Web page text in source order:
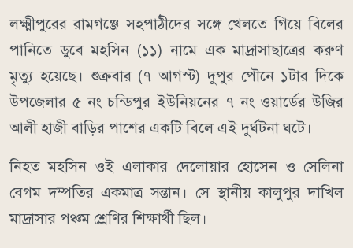
লক্ষ্মীপুরের রামগঞ্জে সহপাঠীদের সঙ্গে খেলতে গিয়ে বিলের
পানিতে ডুবে মহসিন (১১) নামে এক মাদ্রাসাছাত্রের করুণ
মৃত্যু হয়েছে। শুক্রবার (৭ আগস্ট) দুপুর পৌনে ১টার দিকে
উপজেলার ৫ নং চন্ডিপুর ইউনিয়নের ৭ নং ওয়ার্ডের উজির
আলী হাজী বাড়ির পাশের একটি বিলে এই দুর্ঘটনা ঘটে।
নিহত মহসিন ওই এলাকার দেলোয়ার হোসেন ও সেলিনা
বেগম দম্পতির একমাত্র সন্তান। সে স্থানীয় কালুপুর দাখিল
মাদ্রাসার পঞ্চম শ্রেণির শিক্ষার্থী ছিল।